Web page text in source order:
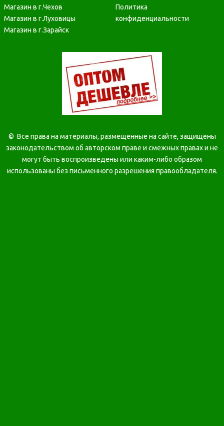
Магазин в г.Чехов
Магазин в г.Луховицы
Магазин в г.Зарайск
Политика
конфиденциальности
© Все права на материалы, размещенные на сайте, защищены
законодательством об авторском праве и смежных правах и не
могут быть воспроизведены или каким-либо образом
использованы без письменного разрешения правообладателя.